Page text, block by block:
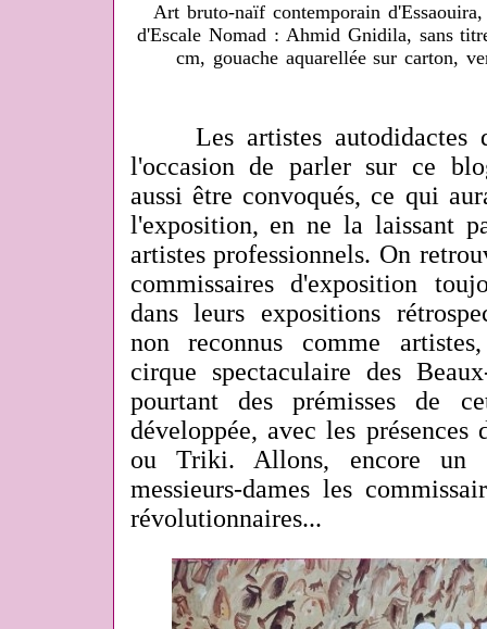
Art bruto-naïf contemporain
d'Escale Nomad : Ahmid Gnidila, sans
cm, gouache aquarellée sur carton,
Les artistes autodidactes
l'occasion de parler sur ce
aussi être convoqués, ce qui
l'exposition, en ne la laissant
artistes professionnels. On
commissaires d'exposition
dans leurs expositions
non reconnus comme
cirque spectaculaire des
pourtant des prémisses de
développée, avec les présences
ou Triki. Allons, encore un
messieurs-dames les
révolutionnaires...